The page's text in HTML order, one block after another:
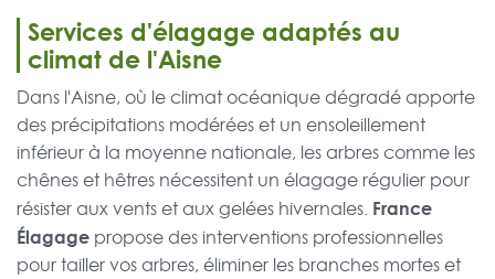
Services d'élagage adaptés au
climat de l'Aisne
Dans l'Aisne, où le climat océanique dégradé apporte
des précipitations modérées et un ensoleillement
inférieur à la moyenne nationale, les arbres comme les
chênes et hêtres nécessitent un élagage régulier pour
résister aux vents et aux gelées hivernales. France
Élagage propose des interventions professionnelles
pour tailler vos arbres, éliminer les branches mortes et